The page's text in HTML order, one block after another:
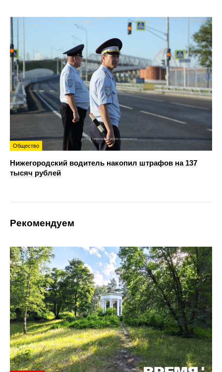
Общество
Нижегородский водитель накопил штрафов на 137
тысяч рублей
Рекомендуем